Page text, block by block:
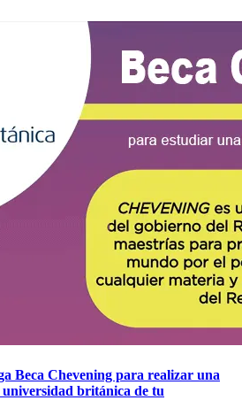
Beca Chevening para realizar una
británica de tu